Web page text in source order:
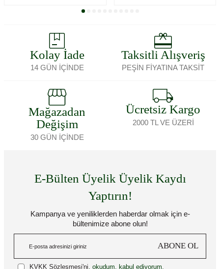
Kolay İade
14 GÜN İÇİNDE
Taksitli Alışveriş
PEŞİN FİYATINA TAKSİT
Mağazadan
Değişim
30 GÜN İÇİNDE
Ücretsiz Kargo
2000 TL VE ÜZERİ
E-Bülten Üyelik Üyelik Kaydı
Yaptırın!
Kampanya ve yeniliklerden haberdar olmak için e-
bültenimize abone olun!
ABONE OL
KVKK Sözleşmesi'ni , okudum, kabul ediyorum.